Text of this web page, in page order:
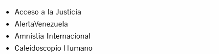
Acceso a la Justicia
AlertaVenezuela
Amnistía Internacional
Caleidoscopio Humano